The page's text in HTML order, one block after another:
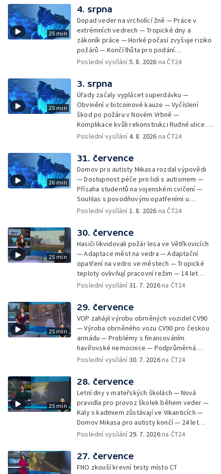
depozitu Vlastivědného muzea Olomouc —
Zakládání nových dětských skupin — Výběr
ze sociálních sítí Události Ostrava — Tresty
pro fotbalisty za korupci — Po stopách
Gebharda Blüchera
25 min
4. srpna
Dopad veder na vrcholící žně — Práce v
extrémních vedrech — Tropické dny a
zákoník práce — Horké počasí zvyšuje riziko
požárů — Končí lhůta pro podání
kandidátních listin — Končí lhůta pro podání
rozsudek v lihové kauze — Výročí
zavraždění Václava III. v Olomouci — Těžba
unikátní rašeliny pro lázně v Karlově
Studánce — Výběr ze sociálních sítí ČT —
Nový program pro léčbu obezity —
Olomoucké (nejen) shakespearovské léto
Poslední vysílání5. 8. 2026 na ČT24
25 min
3. srpna
Úřady začaly vyplácet superdávku —
Obvinění v bitcoinové kauze — Vyčíslení
škod po požáru v Novém Vrbně —
Komplikace kvůli rekonstrukci Rudné ulice —
Nárůst zájmu o klimatizace — Výluka vlaků
Protipovodňová opatření v Troubkách —
Zájem o bydlení na vysokoškolskýc kolejích
— Vrcholí sklizeň levandulí
Poslední vysílání4. 8. 2026 na ČT24
26 min
31. července
Domov pro autisty Mikasa rozdal výpovědi
— Dostupnost péče pro lidi s autismem —
Přísaha studentů na vojenském cvičení —
Souhlas s povodňovými opatřeními u
Troubek — Opravy Rudné omezí dopravu —
počasí na následující dny — Vedra táhnou na
chladnější místa — Hasiči lokalizovali požár
lesa na Opavsku — Požáry zemědělské
techniky na Olomoucku — Dva roky od
požáru škol v Českém Těšíně — Výstava
Sladké vzpomínky Opavska
Poslední vysílání1. 8. 2026 na ČT24
25 min
30. července
Hasiči likvidovali požár lesa ve Větřkovicích
— Adaptace měst na vedra — Adaptační
opatření na vedro ve městech — Tropické
teploty ovlivňují pracovní režim — 14 let
vězení za vraždu ženy ve Staříči/ —
— Podvodník připravil 17 lidí o 4 miliony —
DPO pořídí 70 nových elektrobusů — V
Olomouci přibude 20 elektrobusů —
Mistryně světa Kneblová zpět v Olomouci —
Mobilní kurníky pomáhají s kvalitou půdy —
Výběr ze sociálních sítí ČT — Nové varhany v
Rudě u Rýmařova
Poslední vysílání31. 7. 2026na ČT24
25 min
29. července
VOP zahájil výrobu obrněných vozidel CV90
— Výroba obrněného vozu CV90 pro českou
armádu — Problémy s financováním
havířovské nemocnice — Podprůměrná
návštěvnost koupališť v červenci — Do
Nedostatek krve v transfuzních stanicích —
Spor kvůli novému chodníku na Keprník —
Olomoucké shakespearovské léto
Poslední vysílání30. 7. 2026na ČT24
25 min
28. července
Letní dny v mateřských školách — Nová
pravidla pro provoz školek během veder —
Kaly s kadmiem zůstávají ve Vikanticích —
Domov Mikasa pro autisty končí — 24 let
vězení za zapálení ženy — Kybernetický
Gorol se chystá na festival — Nová
cyklostezka až na Slovensko — AI pomáhá
při endoskopii — Výběr ze sociálních sítí ČT
Poslední vysílání 29. 7. 2026na ČT24
27. července
FNO zkouší krevní testy místo CT